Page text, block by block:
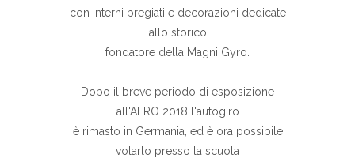
con interni pregiati e decorazioni dedicate
allo storico
fondatore della Magni Gyro.
Dopo il breve periodo di esposizione
all'AERO 2018 l'autogiro
è rimasto in Germania, ed è ora possibile
volarlo presso la scuola